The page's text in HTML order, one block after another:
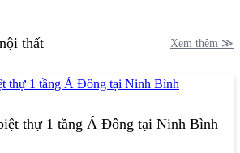
thất Xem thêm ≫
thự 1 tầng Á Đông tại Ninh Bình